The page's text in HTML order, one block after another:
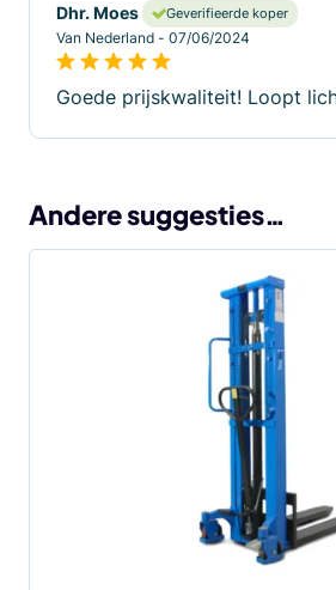
Dhr. Moes Geverifieerde koper
Van Nederland - 07/06/2024
Goede prijskwaliteit! Loopt
Andere suggesties…